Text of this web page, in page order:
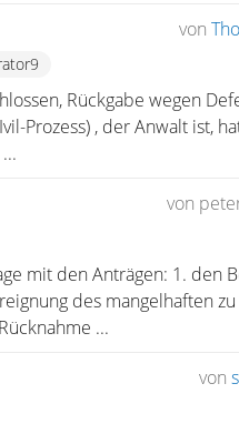
von
Rückgabe wegen
Prozess) , der Anwalt ist,
von
mit den Anträgen: 1. den
des mangelhaften
...
von